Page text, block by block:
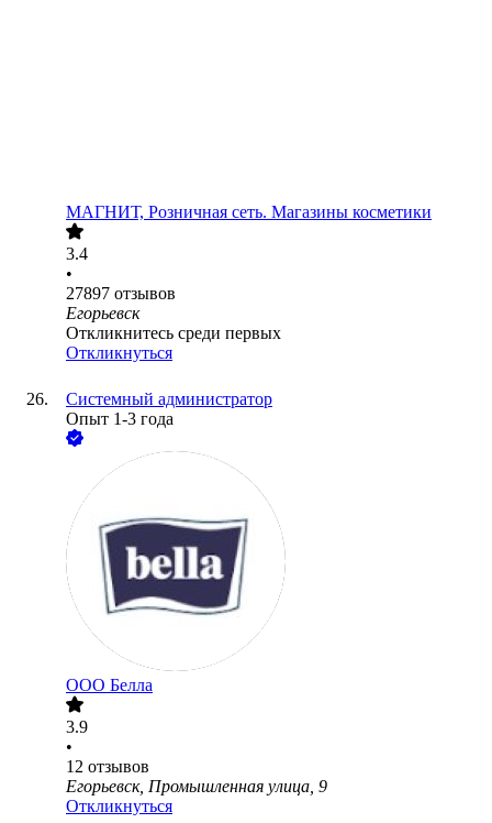
МАГНИТ, Розничная сеть. Магазины косметики
3.4
•
27897 отзывов
Егорьевск
Откликнитесь среди первых
Откликнуться
Системный администратор
Опыт 1-3 года
ООО Белла
3.9
•
12 отзывов
Егорьевск, Промышленная улица, 9
Откликнуться